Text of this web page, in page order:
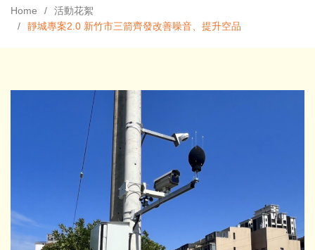
Home
活動花絮
靜城專案2.0 新竹市三箭齊發改善噪音、提升空品